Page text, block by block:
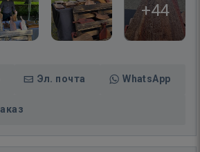
+44
Эл. почта WhatsApp